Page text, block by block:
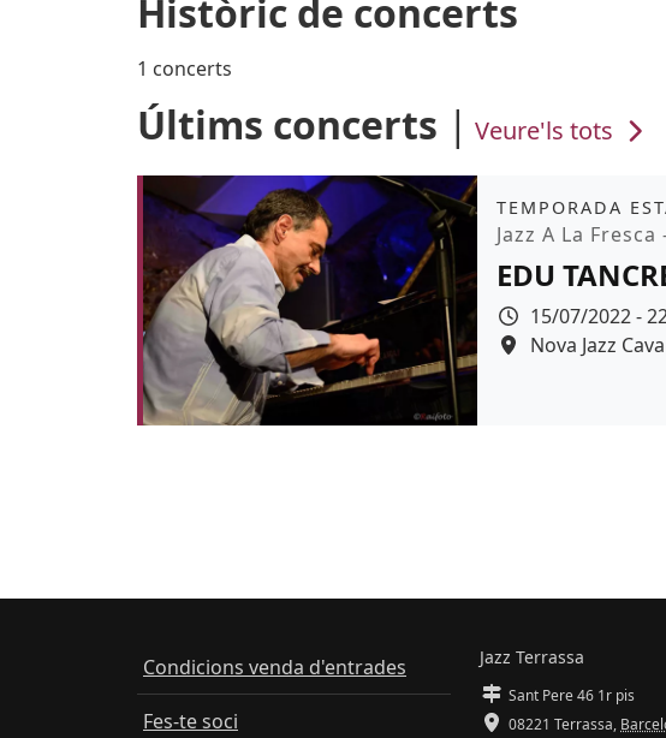
Històric de concerts
1 concerts
Últims concerts Veure'ls tots
Àmbit
TEMPORADA
Promoció
Jazz A La
EDU
Data
15/07/2022 -
Espai
Nova Jazz
Condicions venda d'entrades
Fes-te soci
Jazz Terrassa
Sant Pere 46 1r pis
08221 Terrassa,